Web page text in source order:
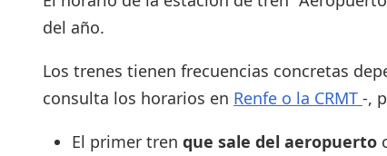
del año.
Los trenes tienen frecuencias concretas
consulta los horarios en Renfe o la CRMT -,
El primer tren que sale del aeropuerto